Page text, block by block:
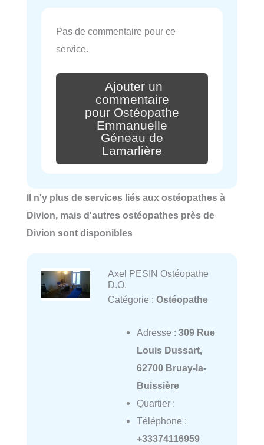
Pas de commentaire pour ce
service.
Ajouter un
commentaire
pour Ostéopathe
Emmanuelle
Géneau de
Lamarlière
Il n'y plus de services liés aux ostéopathes à
Divion, mais d'autres ostéopathes près de
Divion sont disponibles
Axel PESIN Ostéopathe
D.O.
Catégorie : Ostéopathe
Adresse : 309 Rue
Louis Dussart,
62700 Bruay-la-
Buissière
Quartier :
Téléphone :
+33374116959